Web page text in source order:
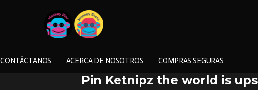
CONTÁCTANOS ACERCA DE NOSOTROS COMPRAS SEGURAS
Pin Ketnipz the world is ups